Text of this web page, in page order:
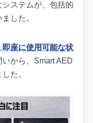
ステムが、包括的
した。
座に使用可能な状
から、Smart AED
た。